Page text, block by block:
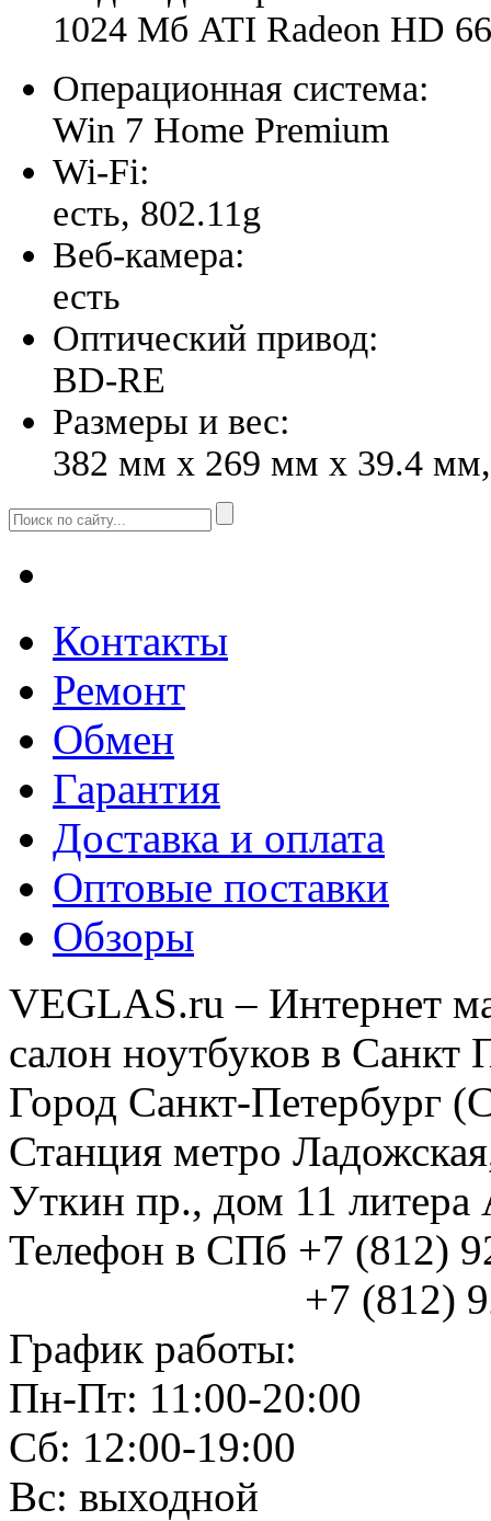
1024 Мб ATI Radeon HD
Операционная система:
Win 7 Home Premium
Wi-Fi:
есть, 802.11g
Веб-камера:
есть
Оптический привод:
BD-RE
Размеры и вес:
382 мм x 269 мм x 39.4 мм,
Контакты
Ремонт
Обмен
Гарантия
Доставка и оплата
Оптовые поставки
Обзоры
VEGLAS.ru – Интернет
салон ноутбуков в Санкт
Город Санкт-Петербург
Станция метро
Уткин пр., дом 11
Телефон в СПб +7 (812)
+7 (812)
График работы:
Пн-Пт: 11:00-20:00
Сб: 12:00-19:00
Вс: выходной